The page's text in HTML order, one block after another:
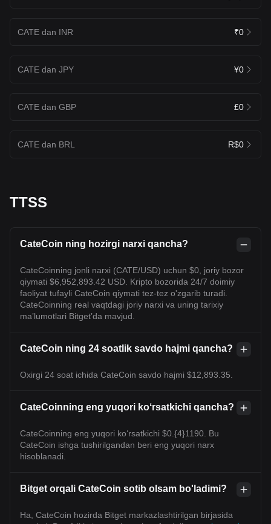
CATE dan INR ₹0
CATE dan JPY ¥0
CATE dan GBP £0
CATE dan BRL R$0
TTSS
CateCoin ning hozirgi narxi qancha?
CateCoinning jonli narxi (CATE/USD) uchun $0, joriy bozor
qiymati $6,952,893.42 USD. Kripto bozorida 24/7 doimiy
faoliyat tufayli CateCoin qiymati tez-tez o'zgarib turadi.
CateCoinning real vaqtdagi joriy narxi va uning tarixiy
maʼlumotlari Bitget’da mavjud.
CateCoin ning 24 soatlik savdo hajmi qancha?
Oxirgi 24 soat ichida CateCoin savdo hajmi $12,893.35.
CateCoinning eng yuqori koʻrsatkichi qancha?
CateCoinning eng yuqori ko‘rsatkichi $0.{4}1190. Bu
CateCoin ishga tushirilgandan beri eng yuqori narx
hisoblanadi.
Bitget orqali CateCoin sotib olsam bo'ladimi?
Ha, CateCoin hozirda Bitget markazlashtirilgan birjasida